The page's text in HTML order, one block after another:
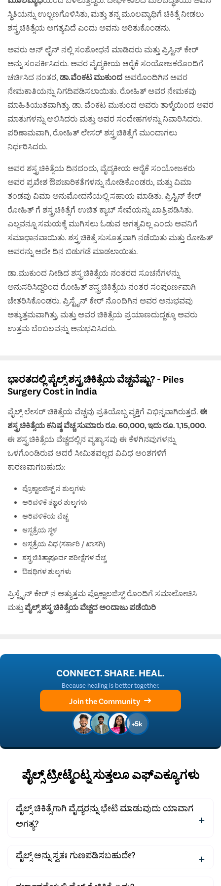
ಸ್ಥಿತಿಯನ್ನು ಉಲ್ಬಣಗೊಳಿಸಿತು, ಮತ್ತು ತನ್ನ ಮೂಲವ್ಯಾಧಿಗೆ ಚಿಕಿತ್ಸೆ ನೀಡಲು
ಶಸ್ತ್ರಚಿಕಿತ್ಸೆಯ ಅಗತ್ಯವಿದೆ ಎಂದು ಅವನು ಅರಿತುಕೊಂಡನು.
ಅವರು ಆನ್ ಲೈನ್ ನಲ್ಲಿ ಸಂಶೋಧನೆ ಮಾಡಿದರು ಮತ್ತು ಪ್ರಿಸ್ಟಿನ್ ಕೇರ್
ಅನ್ನು ಸಂಪರ್ಕಿಸಿದರು. ಅವರ ವೈದ್ಯಕೀಯ ಆರೈಕೆ ಸಂಯೋಜಕರೊಂದಿಗೆ
ಚರ್ಚಿಸಿದ ನಂತರ, ಡಾ.ವೆಂಕಟ ಮುಕುಂದ ಅವರೊಂದಿಗಿನ ಅವರ
ನೇಮಕಾತಿಯನ್ನು ನಿಗದಿಪಡಿಸಲಾಯಿತು. ರೋಹಿತ್ ಅವರ ನೇಮಕವು
ಮಾಹಿತಿಯುತವಾಗಿತ್ತು. ಡಾ. ವೆಂಕಟ ಮುಕುಂದ ಅವರು ತಾಳ್ಮೆಯಿಂದ ಅವರ
ಮಾತುಗಳನ್ನು ಆಲಿಸಿದರು ಮತ್ತು ಅವರ ಸಂದೇಹಗಳನ್ನು ನಿವಾರಿಸಿದರು.
ಪರಿಣಾಮವಾಗಿ, ರೋಹಿತ್ ಲೇಸರ್ ಶಸ್ತ್ರಚಿಕಿತ್ಸೆಗೆ ಮುಂದಾಗಲು
ನಿರ್ಧರಿಸಿದರು.
ಅವರ ಶಸ್ತ್ರಚಿಕಿತ್ಸೆಯ ದಿನದಂದು, ವೈದ್ಯಕೀಯ ಆರೈಕೆ ಸಂಯೋಜಕರು
ಅವರ ಪ್ರವೇಶ ಔಪಚಾರಿಕತೆಗಳನ್ನು ನೋಡಿಕೊಂಡರು, ಮತ್ತು ವಿಮಾ
ತಂಡವು ವಿಮಾ ಅನುಮೋದನೆಯಲ್ಲಿ ಸಹಾಯ ಮಾಡಿತು. ಪ್ರಿಸ್ಟಿನ್ ಕೇರ್
ರೋಹಿತ್ ಗೆ ಶಸ್ತ್ರಚಿಕಿತ್ಸೆಗೆ ಉಚಿತ ಕ್ಯಾಬ್ ಸೇವೆಯನ್ನು ಖಾತ್ರಿಪಡಿಸಿತು.
ಎಲ್ಲವನ್ನೂ ಸಮಯಕ್ಕೆ ಮುಗಿಸಲು ಓಡುವ ಅಗತ್ಯವಿಲ್ಲ ಎಂದು ಅವನಿಗೆ
ಸಮಾಧಾನವಾಯಿತು. ಶಸ್ತ್ರಚಿಕಿತ್ಸೆ ಸುಸೂತ್ರವಾಗಿ ನಡೆಯಿತು ಮತ್ತು ರೋಹಿತ್
ಅವರನ್ನು ಅದೇ ದಿನ ಬಿಡುಗಡೆ ಮಾಡಲಾಯಿತು.
ಡಾ.ಮುಕುಂದ ನೀಡಿದ ಶಸ್ತ್ರಚಿಕಿತ್ಸೆಯ ನಂತರದ ಸೂಚನೆಗಳನ್ನು
ಅನುಸರಿಸಿದ್ದರಿಂದ ರೋಹಿತ್ ಶಸ್ತ್ರಚಿಕಿತ್ಸೆಯ ನಂತರ ಸಂಪೂರ್ಣವಾಗಿ
ಚೇತರಿಸಿಕೊಂಡರು. ಪ್ರಿಸ್ಟೈನ್ ಕೇರ್ ನೊಂದಿಗಿನ ಅವರ ಅನುಭವವು
ಅತ್ಯುತ್ತಮವಾಗಿತ್ತು, ಮತ್ತು ಅವರ ಚಿಕಿತ್ಸೆಯ ಪ್ರಯಾಣದುದ್ದಕ್ಕೂ ಅವರು
ಉತ್ತಮ ಬೆಂಬಲವನ್ನು ಅನುಭವಿಸಿದರು.
ಭಾರತದಲ್ಲಿ ಪೈಲ್ಸ್ ಶಸ್ತ್ರಚಿಕಿತ್ಸೆಯ ವೆಚ್ಚವೆಷ್ಟು? - Piles
Surgery Cost in India
ಪೈಲ್ಸ್ ಲೇಸರ್ ಚಿಕಿತ್ಸೆಯ ವೆಚ್ಚವು ಪ್ರತಿಯೊಬ್ಬ ವ್ಯಕ್ತಿಗೆ ವಿಭಿನ್ನವಾಗಿರುತ್ತದೆ. ಈ
ಶಸ್ತ್ರಚಿಕಿತ್ಸೆಯ ಕನಿಷ್ಠ ವೆಚ್ಚ ಸುಮಾರು ರೂ. 60,000, ಇದು ರೂ. 1,15,000.
ಈ ಶಸ್ತ್ರಚಿಕಿತ್ಸೆಯ ವೆಚ್ಚದಲ್ಲಿನ ವ್ಯತ್ಯಾಸವು ಈ ಕೆಳಗಿನವುಗಳನ್ನು
ಒಳಗೊಂಡಿರುವ ಆದರೆ ಸೀಮಿತವಲ್ಲದ ವಿವಿಧ ಅಂಶಗಳಿಗೆ
ಕಾರಣವಾಗಬಹುದು:
ಪ್ರೊಕ್ಟಾಲಜಿಸ್ಟ್ ನ ಶುಲ್ಕಗಳು
ಅರಿವಳಿಕೆ ತಜ್ಞರ ಶುಲ್ಕಗಳು
ಅರಿವಳಿಕೆಯ ವೆಚ್ಚ
ಆಸ್ಪತ್ರೆಯ ಸ್ಥಳ
ಆಸ್ಪತ್ರೆಯ ವಿಧ (ಸರ್ಕಾರಿ / ಖಾಸಗಿ)
ಶಸ್ತ್ರಚಿಕಿತ್ಸಾಪೂರ್ವ ಪರೀಕ್ಷೆಗಳ ವೆಚ್ಚ
ಔಷಧಿಗಳ ಶುಲ್ಕಗಳು
ಪ್ರಿಸ್ಟೈನ್ ಕೇರ್ ನ ಅತ್ಯುತ್ತಮ ಪ್ರೊಕ್ಟಾಲಜಿಸ್ಟ್ ರೊಂದಿಗೆ ಸಮಾಲೋಚಿಸಿ
ಮತ್ತು ಪೈಲ್ಸ್ ಶಸ್ತ್ರಚಿಕಿತ್ಸೆಯ ವೆಚ್ಚದ ಅಂದಾಜು ಪಡೆಯಿರಿ
+5k
CONNECT. SHARE. HEAL.
Because healing is better together.
Join the Community
ಪೈಲ್ಸ್ ಟ್ರೀಟ್ಮೆಂಟ್ನ ಸುತ್ತಲೂ ಎಫ್ಎಕ್ಯೂಗಳು
ಪೈಲ್ಸ್ ಚಿಕಿತ್ಸೆಗಾಗಿ ವೈದ್ಯರನ್ನು ಭೇಟಿ ಮಾಡುವುದು ಯಾವಾಗ
ಅಗತ್ಯ?
ಮೂಲವ್ಯಾಧಿಗೆವೈದ್ಯಕೀಯ ನೆರವು ಪಡೆಯುವುದು ಅತ್ಯಗತ್ಯ:
ಪೈಲ್ಸ್ ಅನ್ನು ಸ್ವತಃ ಗುಣಪಡಿಸಬಹುದೇ?